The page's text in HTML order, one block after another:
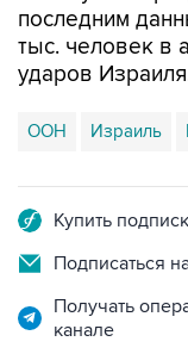
последним
тыс. человек в
ударов
ООН Израиль
Купить
Подписаться
Получать
канале